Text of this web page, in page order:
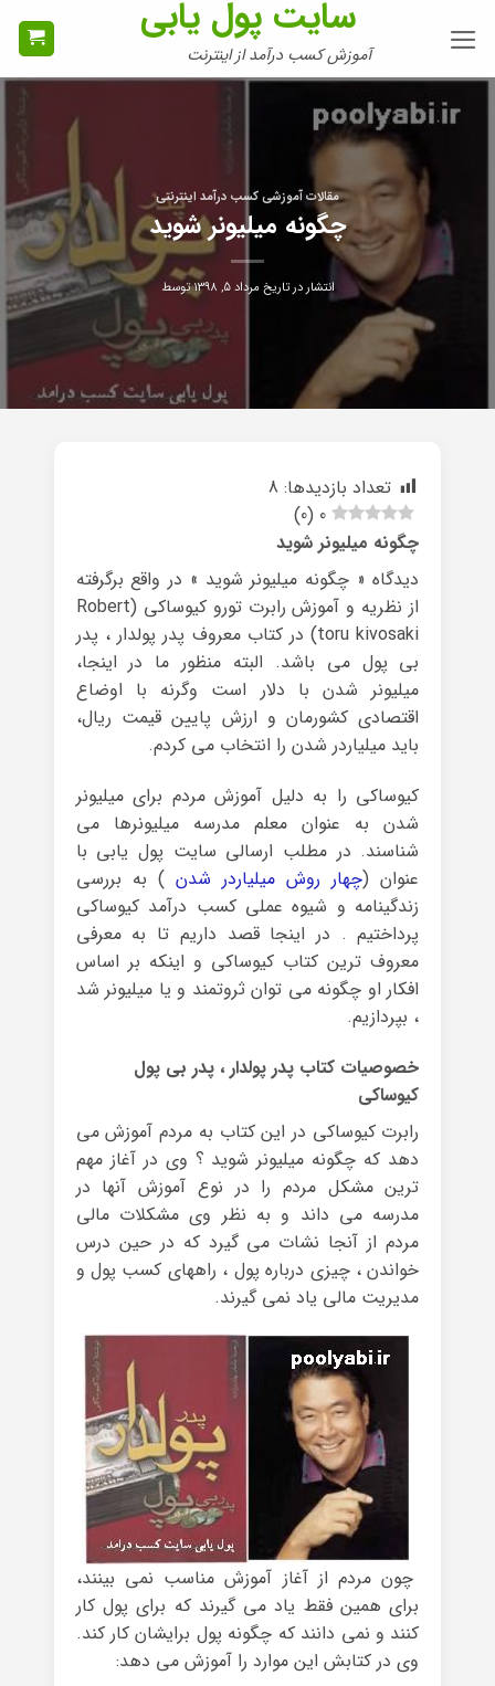
سایت پول یابی
آموزش کسب درآمد از اینترنت
مقالات آموزشی کسب درآمد اینترنتی
چگونه میلیونر شوید
انتشار در تاریخمرداد ۵, ۱۳۹۸ توسط
تعداد بازدیدها: 8
0
(
0
)
چگونه میلیونر شوید
دیدگاه « چگونه میلیونر شوید » در واقع برگرفته
از نظریه و آموزش رابرت تورو کیوساکی (Robert
toru kivosaki) در کتاب معروف پدر پولدار ، پدر
بی پول می باشد. البته منظور ما در اینجا،
میلیونر شدن با دلار است وگرنه با اوضاع
اقتصادی کشورمان و ارزش پایین قیمت ریال،
باید میلیاردر شدن را انتخاب می کردم.
کیوساکی را به دلیل آموزش مردم برای میلیونر
شدن به عنوان معلم مدرسه میلیونرها می
شناسند. در مطلب ارسالی سایت پول یابی با
عنوان (چهار روش میلیاردر شدن ) به بررسی
زندگینامه و شیوه عملی کسب درآمد کیوساکی
پرداختیم . در اینجا قصد داریم تا به معرفی
معروف ترین کتاب کیوساکی و اینکه بر اساس
افکار او چگونه می توان ثروتمند و یا میلیونر شد
، بپردازیم.
خصوصیات کتاب پدر پولدار ، پدر بی پول
کیوساکی
رابرت کیوساکی در این کتاب به مردم آموزش می
دهد که چگونه میلیونر شوید ؟ وی در آغاز مهم
ترین مشکل مردم را در نوع آموزش آنها در
مدرسه می داند و به نظر وی مشکلات مالی
مردم از آنجا نشات می گیرد که در حین درس
خواندن ، چیزی درباره پول ، راههای کسب پول و
مدیریت مالی یاد نمی گیرند.
چون مردم از آغاز آموزش مناسب نمی بینند،
برای همین فقط یاد می گیرند که برای پول کار
کنند و نمی دانند که چگونه پول برایشان کار کند.
وی در کتابش این موارد را آموزش می دهد: